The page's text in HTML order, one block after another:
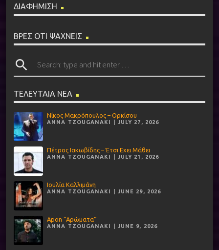
ΔΙΑΦΗΜΙΣΗ
ΒΡΕΣ ΟΤΙ ΨΑΧΝΕΙΣ
search
ΤΕΛΕΥΤΑΙΑ ΝΕΑ
Νίκος Μακρόπουλος – Ορκίσου
ANNA TZOUGANAKI | JULY 27, 2026
Πέτρος Ιακωβίδης – Έτσι Εχει Μάθει
ANNA TZOUGANAKI | JULY 21, 2026
Ιουλία Καλλιμάνη
ANNA TZOUGANAKI | JUNE 29, 2026
Apon “Αρώματα”
ANNA TZOUGANAKI | JUNE 9, 2026